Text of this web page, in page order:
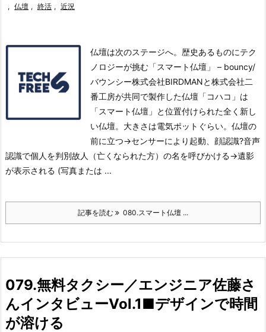
, 仏壇 , 終活 , 近況
仏壇は次のステージへ。歴史あるものにテク
ノロジーが挑む「スマート仏壇」 – bouncy/
バウンシー株式会社BIRDMANと株式会社二
番工房が共同で製作した仏壇「コハコ」は
「スマート仏壇」と位置付けられた全く新し
い仏壇。大きさは電気ポットぐらい。仏壇の
前に立つ→センサーにより起動、顔認識?音声
認識で個人を判別故人（亡くなられた方）の名を呼びかける→遺影
が表示される (写真または ...
記事を読む 080.スマート仏壇 ...
079.無料タクシー／エンジニア佐藤さ
んインタビューVol.1■デザインで時間
が溶ける